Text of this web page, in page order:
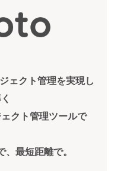
ェクト管理を実現し
クト管理ツールで
最短距離で。